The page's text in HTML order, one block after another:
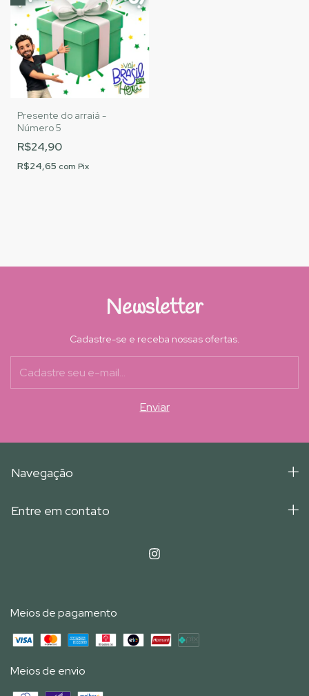
Presente do arraiá -
Número 5
R$24,90
R$24,65 com Pix
Newsletter
Cadastre-se e receba nossas ofertas.
Navegação
Entre em contato
Meios de pagamento
Meios de envio